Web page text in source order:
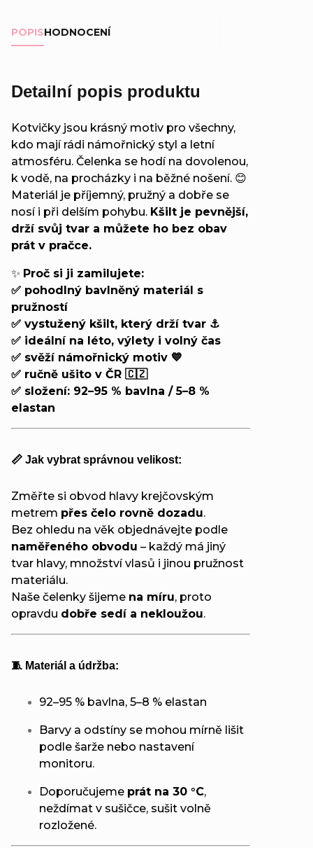
POPISHODNOCENÍ
Detailní popis produktu
Kotvičky jsou krásný motiv pro všechny,
kdo mají rádi námořnický styl a letní
atmosféru. Čelenka se hodí na dovolenou,
k vodě, na procházky i na běžné nošení. 😊
Materiál je příjemný, pružný a dobře se
nosí i při delším pohybu. Kšilt je pevnější,
drží svůj tvar a můžete ho bez obav
prát v pračce.
✨ Proč si ji zamilujete:
✅ pohodlný bavlněný materiál s
pružností
✅ vystužený kšilt, který drží tvar ⚓
✅ ideální na léto, výlety i volný čas
✅ svěží námořnický motiv 💙
✅ ručně ušito v ČR 🇨🇿
✅ složení: 92–95 % bavlna / 5–8 %
elastan
📏 Jak vybrat správnou velikost:
Změřte si obvod hlavy krejčovským
metrem přes čelo rovně dozadu.
Bez ohledu na věk objednávejte podle
naměřeného obvodu – každý má jiný
tvar hlavy, množství vlasů i jinou pružnost
materiálu.
Naše čelenky šijeme na míru, proto
opravdu dobře sedí a nekloužou.
🧵 Materiál a údržba:
92–95 % bavlna, 5–8 % elastan
Barvy a odstíny se mohou mírně lišit
podle šarže nebo nastavení
monitoru.
Doporučujeme prát na 30 °C,
neždímat v sušičce, sušit volně
rozložené.